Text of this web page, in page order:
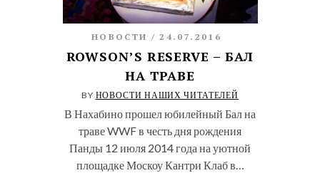
НОВОСТИ 24.07.2016
ROWSON’S RESERVE – БАЛ
НА ТРАВЕ
BY НОВОСТИ НАШИХ ЧИТАТЕЛЕЙ
В Нахабино прошел юбилейный Бал на
траве WWF в честь дня рождения
Панды 12 июля 2014 года на уютной
площадке Москоу Кантри Клаб в…